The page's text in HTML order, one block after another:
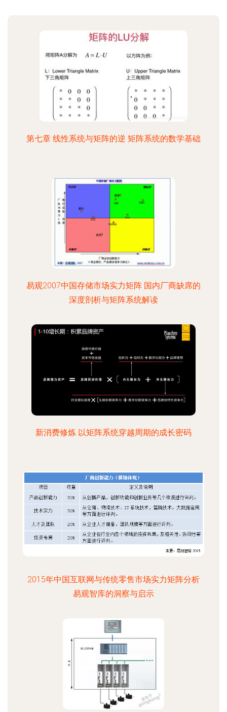
第七章 线性系统与矩阵的逆 矩阵系统的数学基础
易观2007中国存储市场实力矩阵 国内厂商缺席的
深度剖析与矩阵系统解读
新消费修炼 以矩阵系统穿越周期的成长密码
2015年中国互联网与传统零售市场实力矩阵分析
易观智库的洞察与启示